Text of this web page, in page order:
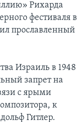
Рихарда
фестиваля в
прославленный
Израиль в 1948
запрет на
с ярыми
к
Гитлер.